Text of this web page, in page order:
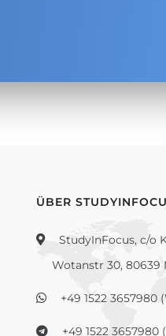
ÜBER
StudyInFocus, c/o
Wotanstr 30, 80639
+49 1522 3657980
+49 1522 3657980